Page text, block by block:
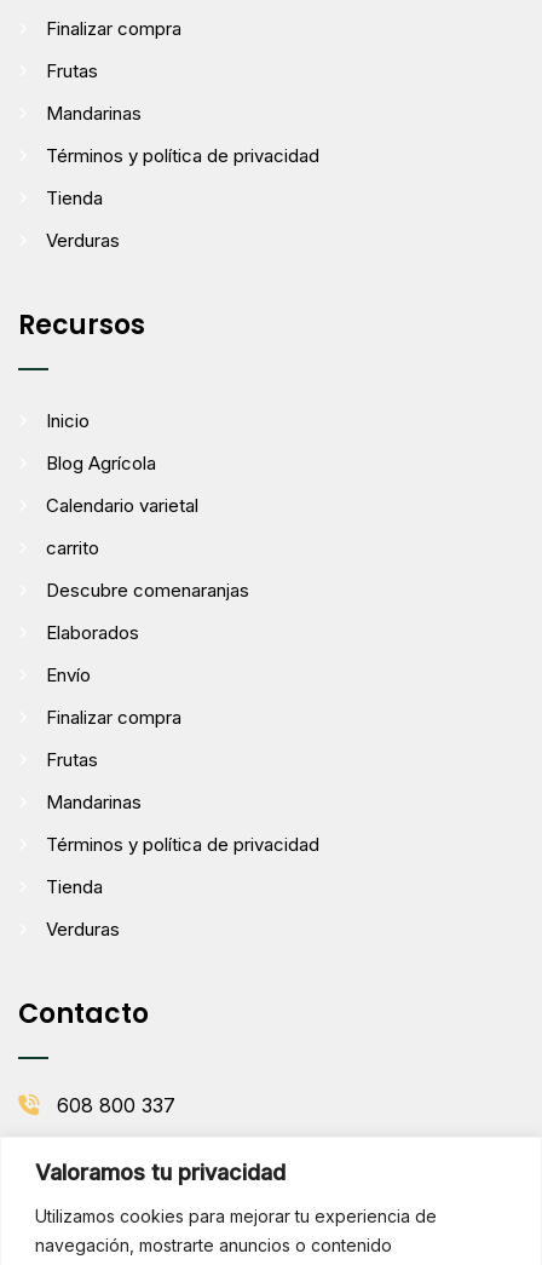
Valoramos tu privacidad
Utilizamos cookies para mejorar tu experiencia de
navegación, mostrarte anuncios o contenido
Finalizar compra
Frutas
Mandarinas
Términos y política de privacidad
Tienda
Verduras
Recursos
Inicio
Blog Agrícola
Calendario varietal
carrito
Descubre comenaranjas
Elaborados
Envío
Finalizar compra
Frutas
Mandarinas
Términos y política de privacidad
Tienda
Verduras
Contacto
608 800 337
Picanya, Valencia